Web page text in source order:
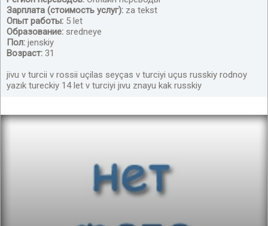
xoroşo vladeyu tureckim i ruskim
Зарплата (стоимость услуг): za tekst
Опыт работы: 5 let
Образование: sredneye
Пол: jenskiy
Возраст: 31
jivu v turcii v rossii uçilas seyças v turciyi uçus russkiy rodnoy
yazık tureckiy 14 let v turciyi jıvu znayu kak russkiy